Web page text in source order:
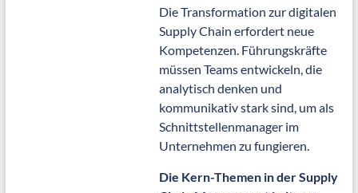
Die Transformation zur digitalen
Supply Chain erfordert neue
Kompetenzen. Führungskräfte
müssen Teams entwickeln, die
analytisch denken und
kommunikativ stark sind, um als
Schnittstellenmanager im
Unternehmen zu fungieren.
Die Kern-Themen in der Supply